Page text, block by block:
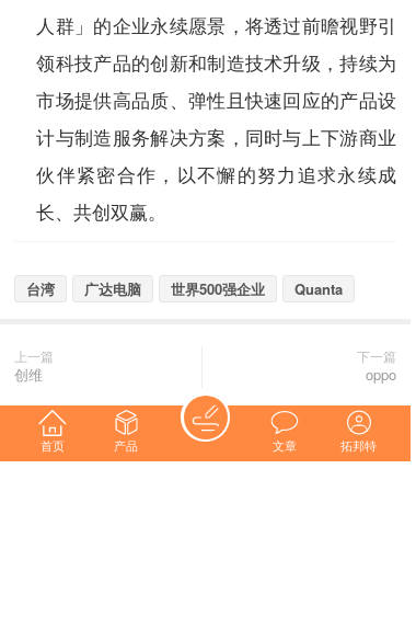
人群」的企业永续愿景，将透过前曕视野引
领科技产品的创新和制造技术升级，持续为
市场提供高品质、弹性且快速回应的产品设
计与制造服务解决方案，同时与上下游商业
伙伴紧密合作，以不懈的努力追求永续成
长、共创双赢。
台湾 广达电脑 世界500强企业 Quanta
上一篇
创维
下一篇
oppo
长按或扫码识别 分享给好友
首页 产品 文章 拓邦特